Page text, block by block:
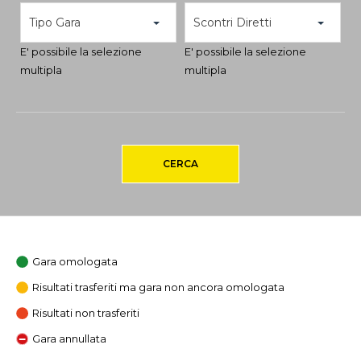
Tipo Gara
E' possibile la selezione
multipla
Scontri Diretti
E' possibile la selezione
multipla
CERCA
Gara omologata
Risultati trasferiti ma gara non ancora omologata
Risultati non trasferiti
Gara annullata